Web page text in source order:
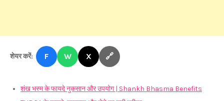
शेयर करें: F W X 🔗
शंख भस्म के फायदे नुकसान और उपयोग | Shankh Bhasma Benefits